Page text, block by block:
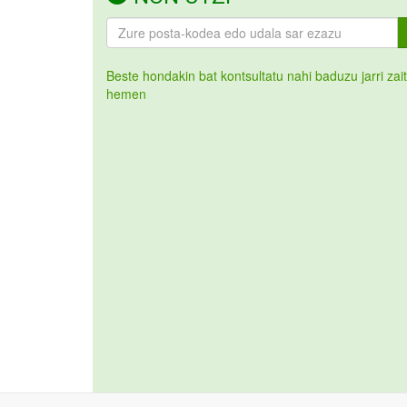
Beste hondakin bat kontsultatu nahi baduzu jarri
hemen